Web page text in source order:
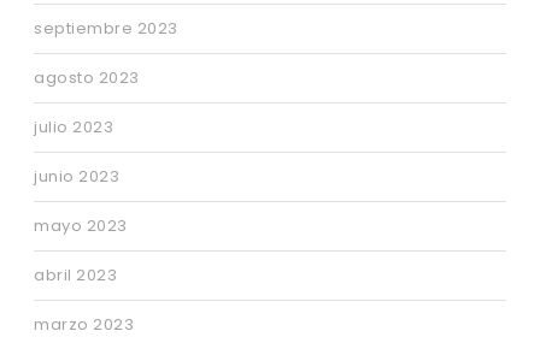
septiembre 2023
agosto 2023
julio 2023
junio 2023
mayo 2023
abril 2023
marzo 2023